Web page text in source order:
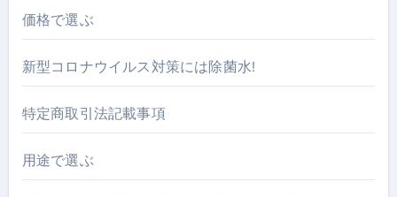
価格で選ぶ
新型コロナウイルス対策には除菌水!
特定商取引法記載事項
用途で選ぶ